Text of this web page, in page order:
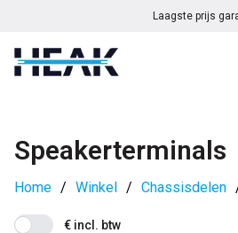
Laagste prijs
Speakerterminals
Home / Winkel / Chassisdelen
€ incl. btw